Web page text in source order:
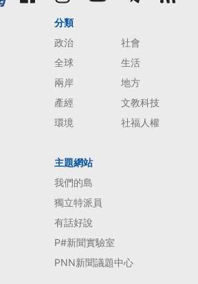
分類
政治
社會
全球
生活
兩岸
地方
產經
文教科技
環境
社福人權
主題網站
我們的島
獨立特派員
有話好說
P#新聞實驗室
PNN新聞議題中心